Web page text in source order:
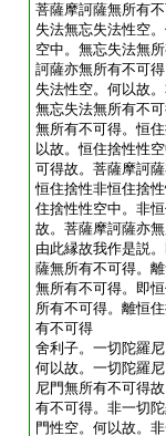
菩薩摩訶薩無所有
失法無忘失法性空
空中。無忘失法無
訶薩亦無所有不可
失法性空。何以故
無忘失法無所有不
無所有不可得。恒
以故。恒住捨性性
可得故。菩薩摩訶
恒住捨性非恒住捨
住捨性性空中。非
故。菩薩摩訶薩亦
由此縁故我作是説
薩無所有不可得。
無所有不可得。即
所有不可得。離恒
有不可得
舍利子。一切陀羅
何以故。一切陀羅
尼門無所有不可得
有不可得。非一切
門性空。何以故。